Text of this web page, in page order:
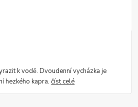
k vodě. Dvoudenní vycházka je
hezkého kapra.číst celé